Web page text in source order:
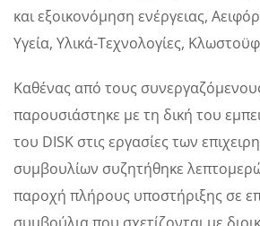
και εξοικονόμηση ενέργειας,
Υγεία, Υλικά-Τεχνολογίες,
Καθένας από τους
παρουσιάστηκε με τη δική του
του DISK στις εργασίες των
συμβουλίων συζητήθηκε
παροχή πλήρους υποστήριξης σε